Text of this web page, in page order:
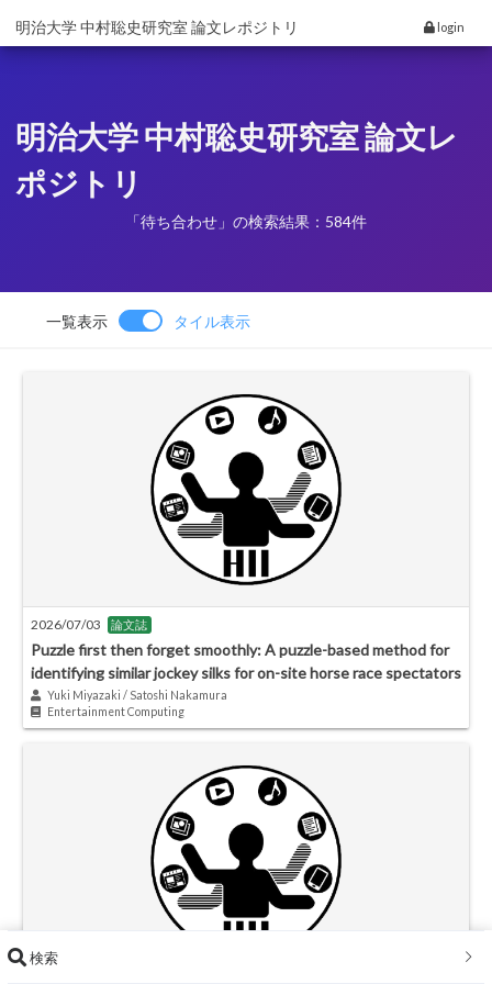
明治大学 中村聡史研究室 論文レポジトリ login
明治大学 中村聡史研究室 論文レ
ポジトリ
「待ち合わせ」の検索結果：584件
一覧表示 タイル表示
2026/07/03 論文誌
Puzzle first then forget smoothly: A puzzle-based method for
identifying similar jockey silks for on-site horse race spectators
Yuki Miyazaki / Satoshi Nakamura
Entertainment Computing
検索